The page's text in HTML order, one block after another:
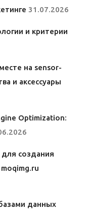
31.07.2026
и критерии
на sensor-
и аксессуары
Optimization:
создания
данных